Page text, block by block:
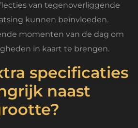
van tegenoverliggende
kunnen beïnvloeden.
momenten van de dag om
in kaart te brengen.
specificaties
naast